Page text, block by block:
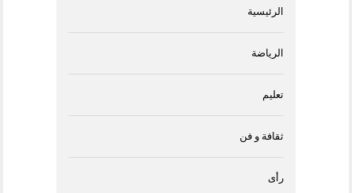
الرئيسية
الرياضة
تعليم
ثقافة و فن
رأى